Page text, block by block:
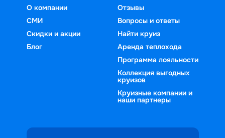
О компании
СМИ
Скидки и акции
Блог
Отзывы
Вопросы и ответы
Найти круиз
Аренда теплохода
Программа лояльности
Коллекция выгодных
круизов
Круизные компании и
наши партнеры